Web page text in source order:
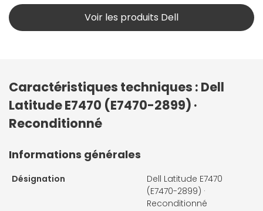
Voir les produits Dell
Caractéristiques techniques : Dell
Latitude E7470 (E7470-2899) ·
Reconditionné
Informations générales
Désignation
Dell Latitude E7470
(E7470-2899) ·
Reconditionné